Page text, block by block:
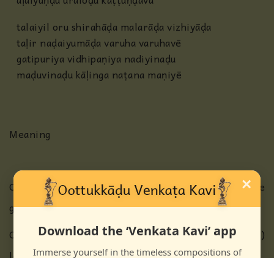
talaiyil oru shirahāḍa malarāḍa vizhiyāḍa
taḷir naḍaiyumāḍa varuha varuhavē
gatipuriya vidhipaṇiya nadiyinaḍu
maḍuvinaḍu kāḷinga naṭana maṇiyē
Meaning
O God who stood at the bottom, mid and atop the
great ocean
O Supreme refuge whose back rests on a (banyan)
×
Download the ‘Venkata Kavi’ app
Immerse yourself in the timeless compositions of